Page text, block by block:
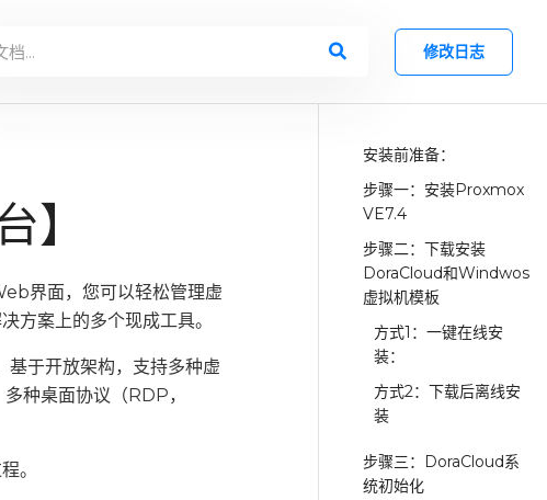
修改日志
】
界面，您可以轻松管理虚
方案上的多个现成工具。
于开放架构，支持多种虚
种桌面协议（RDP，
。
安装前准备：
步骤一：安装Proxmox
VE7.4
步骤二：下载安装
DoraCloud和Windwos
虚拟机模板
方式1：一键在线安
装：
方式2：下载后离线安
装
步骤三：DoraCloud系
统初始化